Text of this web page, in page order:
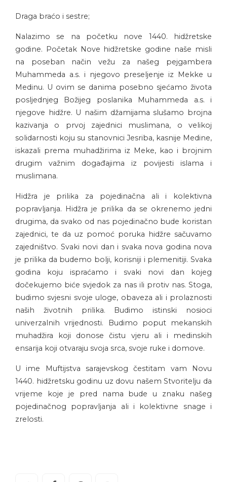
Draga braćo i sestre;
Nalazimo se na početku nove 1440. hidžretske
godine. Početak Nove hidžretske godine naše misli
na poseban način vežu za našeg pejgambera
Muhammeda a.s. i njegovo preseljenje iz Mekke u
Medinu. U ovim se danima posebno sjećamo života
posljednjeg Božijeg poslanika Muhammeda a.s. i
njegove hidžre. U našim džamijama slušamo brojna
kazivanja o prvoj zajednici muslimana, o velikoj
solidarnosti koju su stanovnici Jesriba, kasnije Medine,
iskazali prema muhadžirima iz Meke, kao i brojnim
drugim važnim događajima iz povijesti islama i
muslimana.
Hidžra je prilika za pojedinačna ali i kolektivna
popravljanja. Hidžra je prilika da se okrenemo jedni
drugima, da svako od nas pojedinačno bude koristan
zajednici, te da uz pomoć poruka hidžre sačuvamo
zajedništvo. Svaki novi dan i svaka nova godina nova
je prilika da budemo bolji, korisniji i plemenitiji. Svaka
godina koju ispraćamo i svaki novi dan kojeg
dočekujemo biće svjedok za nas ili protiv nas. Stoga,
budimo svjesni svoje uloge, obaveza ali i prolaznosti
naših životnih prilika. Budimo istinski nosioci
univerzalnih vrijednosti. Budimo poput mekanskih
muhadžira koji donose čistu vjeru ali i medinskih
ensarija koji otvaraju svoja srca, svoje ruke i domove.
U ime Muftijstva sarajevskog čestitam vam Novu
1440. hidžretsku godinu uz dovu našem Stvoritelju da
vrijeme koje je pred nama bude u znaku našeg
pojedinačnog popravljanja ali i kolektivne snage i
zrelosti.